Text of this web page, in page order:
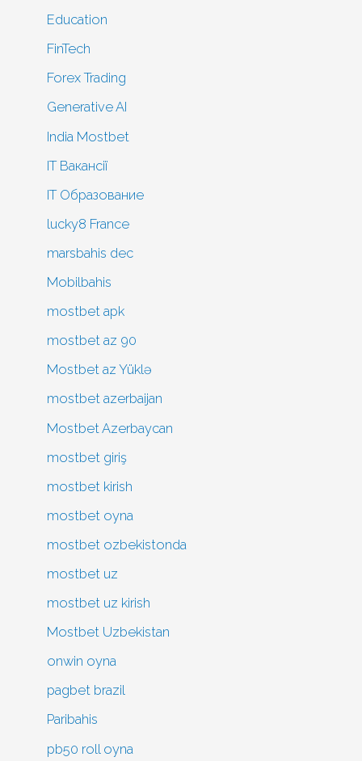
Education
FinTech
Forex Trading
Generative AI
India Mostbet
IT Вакансії
IT Образование
lucky8 France
marsbahis dec
Mobilbahis
mostbet apk
mostbet az 90
Mostbet az Yüklə
mostbet azerbaijan
Mostbet Azerbaycan
mostbet giriş
mostbet kirish
mostbet oyna
mostbet ozbekistonda
mostbet uz
mostbet uz kirish
Mostbet Uzbekistan
onwin oyna
pagbet brazil
Paribahis
pb50 roll oyna